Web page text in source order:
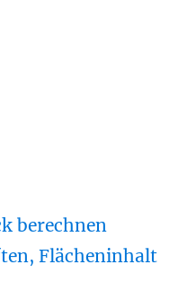
berechnen
Flächeninhalt